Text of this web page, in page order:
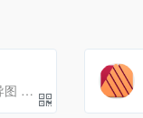
全平台思维导图软件 一键演示导图 支持智能配色